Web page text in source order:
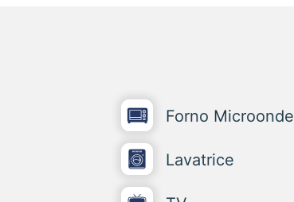
Forno Microonde
Lavatrice